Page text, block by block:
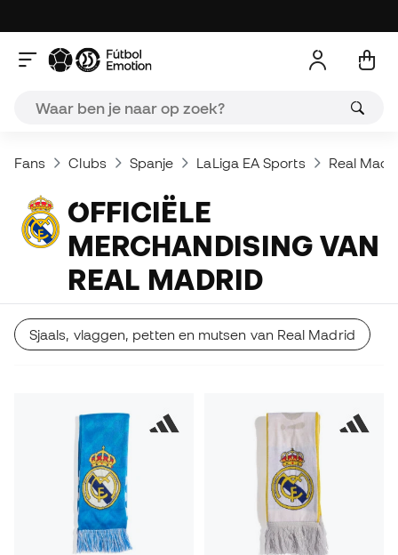
Fans Clubs Spanje LaLiga EA Sports Real
OFFICIËLE
MERCHANDISING VAN
REAL MADRID
Sjaals, vlaggen, petten en mutsen van Real Madrid